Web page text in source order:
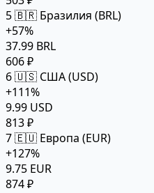
5🇧🇷 Бразилия (BRL)
+57%
37.99 BRL
606 ₽
6🇺🇸 США (USD)
+111%
9.99 USD
813 ₽
7🇪🇺 Европа (EUR)
+127%
9.75 EUR
874 ₽